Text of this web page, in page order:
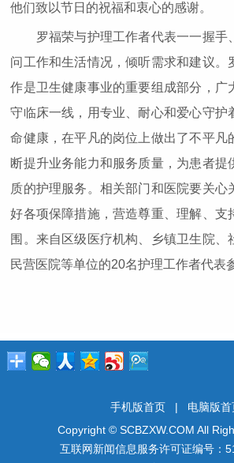
他们致以节日的祝福和衷心的感谢。
罗福荣与护理工作者代表一一握手
问工作和生活情况，倾听需求和建议。
作是卫生健康事业的重要组成部分，广
守临床一线，用专业、耐心和爱心守护
命健康，在平凡的岗位上做出了不平凡
断提升业务能力和服务质量，为患者提
质的护理服务。相关部门和医院要关心
好各项保障措施，营造尊重、理解、支
围。来自区级医疗机构、乡镇卫生院、
民营医院等单位的20名护理工作者代表
手机版首页 | 电脑版首
Copyright © SCBZXW.COM All
互联网新闻信息服务许可证编号：